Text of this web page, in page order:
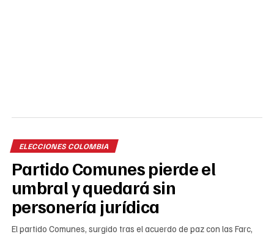
ELECCIONES COLOMBIA
Partido Comunes pierde el
umbral y quedará sin
personería jurídica
El partido Comunes, surgido tras el acuerdo de paz con las Farc,